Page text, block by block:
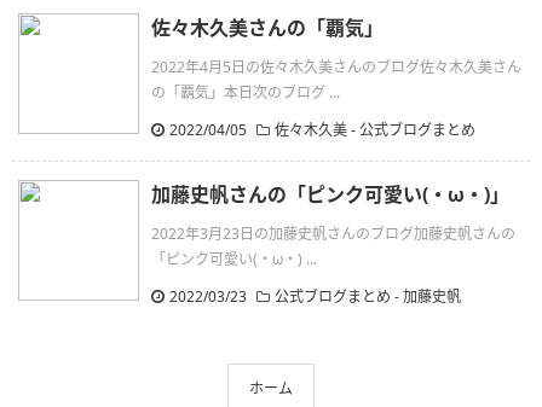
佐々木久美さんの「覇気」
2022年4月5日の佐々木久美さんのブログ佐々木久美さん
の「覇気」本日次のブログ ...
2022/04/05
佐々木久美-公式ブログまとめ
加藤史帆さんの「ピンク可愛い(・ω・)」
2022年3月23日の加藤史帆さんのブログ加藤史帆さんの
「ピンク可愛い(・ω・) ...
2022/03/23
公式ブログまとめ -加藤史帆
ホーム